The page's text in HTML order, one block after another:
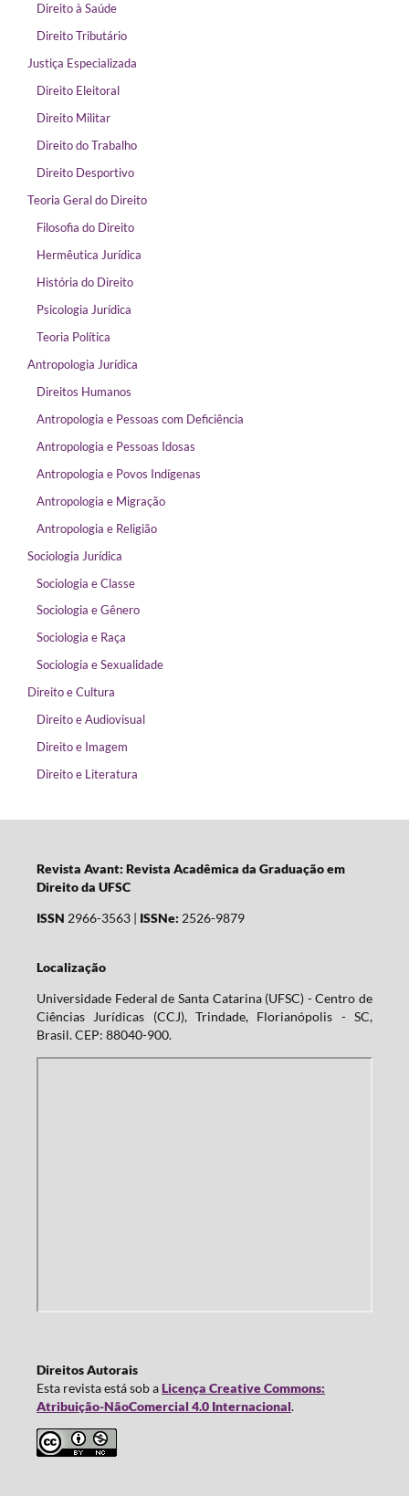
Direito à Saúde
Direito Tributário
Justiça Especializada
Direito Eleitoral
Direito Militar
Direito do Trabalho
Direito Desportivo
Teoria Geral do Direito
Filosofia do Direito
Hermêutica Jurídica
História do Direito
Psicologia Jurídica
Teoria Política
Antropologia Jurídica
Direitos Humanos
Antropologia e Pessoas com Deficiência
Antropologia e Pessoas Idosas
Antropologia e Povos Indígenas
Antropologia e Migração
Antropologia e Religião
Sociologia Jurídica
Sociologia e Classe
Sociologia e Gênero
Sociologia e Raça
Sociologia e Sexualidade
Direito e Cultura
Direito e Audiovisual
Direito e Imagem
Direito e Literatura
Revista Avant: Revista Acadêmica da Graduação em
Direito da UFSC
ISSN 2966-3563 | ISSNe: 2526-9879
Localização
Universidade Federal de Santa Catarina (UFSC) - Centro de
Ciências Jurídicas (CCJ), Trindade, Florianópolis - SC,
Brasil. CEP: 88040-900.
Direitos Autorais
Esta revista está sob aLicença Creative Commons:
Atribuição-NãoComercial 4.0 Internacional.